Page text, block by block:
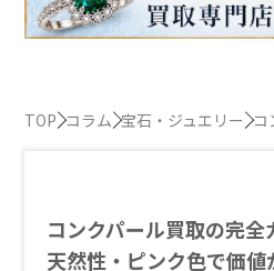
TOP コラム 宝石・ジュエリー コ
コンクパール買取の完全
天然性・ピンク色で価値